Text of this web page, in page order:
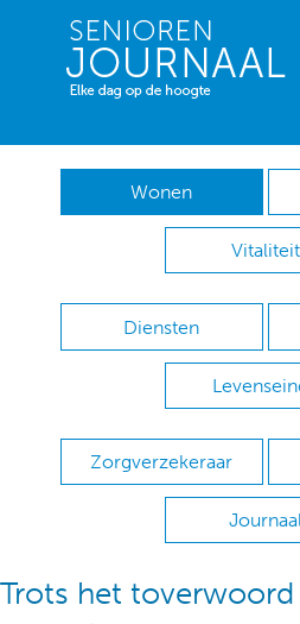
Wonen
Vitaliteit
Diensten
Zorgverzekeraar
Trots het